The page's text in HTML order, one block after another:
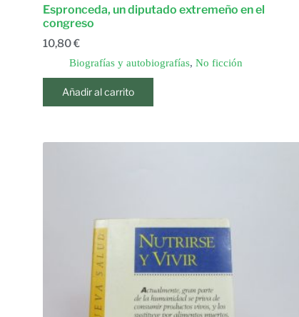
Espronceda, un diputado extremeño en el
congreso
10,80€
Biografías y autobiografías, No ficción
Añadir al carrito